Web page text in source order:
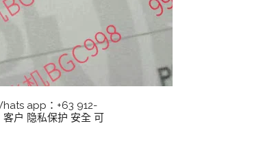
app：+63 912-
户 隐私保护 安全 可